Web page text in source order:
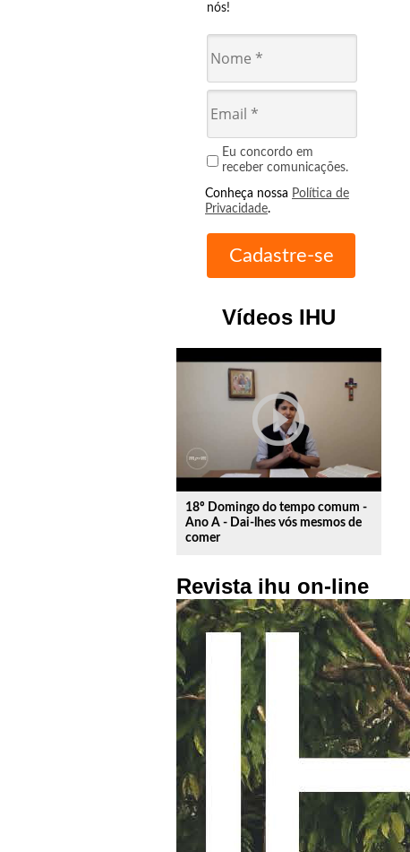
nós!
Eu concordo em
receber comunicações.
Conheça nossa Política de
Privacidade.
Vídeos IHU
play_circle_outline
18º Domingo do tempo comum -
Ano A - Dai-lhes vós mesmos de
comer
Revista ihu on-line